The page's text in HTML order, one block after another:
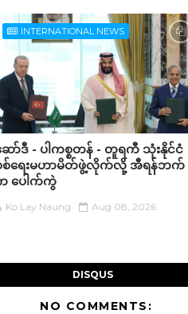
INTERNATIONAL NEWS
ော်ဒီ - ပါကစ္စတန် - တူရကီ သုံးနိုင်ငံ
စ်ရေးမဟာမိတ်ဖွဲ့လိုက်လို့ အီရန်ဘက်
ပေါက်ကွဲ
Ko Lay Naung Aug 08, 2026
DISQUS
NO COMMENTS: